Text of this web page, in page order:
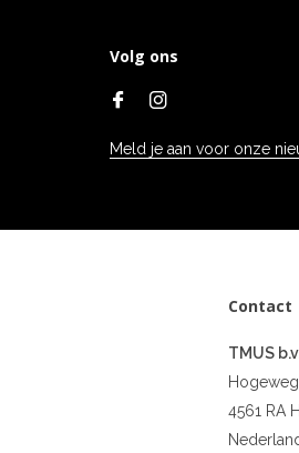
Volg ons
Meld je aan voor onze
Contact
TMUS
4561 RA